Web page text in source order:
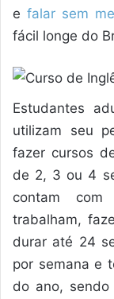
efalar sem
fácil longe do
Estudantes
utilizam seu
fazer cursos
de 2, 3 ou 4
contam
trabalham,
durar até 24
por semana e
do ano,